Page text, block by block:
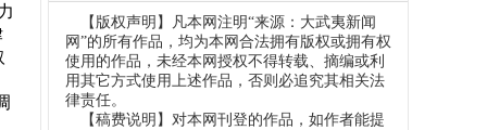
【版权声明】凡本网注明“来源：大武夷新闻
网”的所有作品，均为本网合法拥有版权或拥有权
使用的作品，未经本网授权不得转载、摘编或利
用其它方式使用上述作品，否则必追究其相关法
律责任。
【稿费说明】对本网刊登的作品，如作者能提